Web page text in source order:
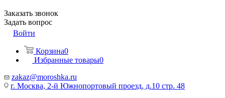
Заказать звонок
Задать вопрос
Войти
Корзина0
Избранные товары0
zakaz@moroshka.ru
г. Москва, 2-й Южнопортовый проезд, д.10 стр. 48